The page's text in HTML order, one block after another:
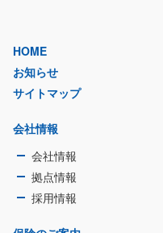
HOME
お知らせ
サイトマップ
会社情報
会社情報
拠点情報
採用情報